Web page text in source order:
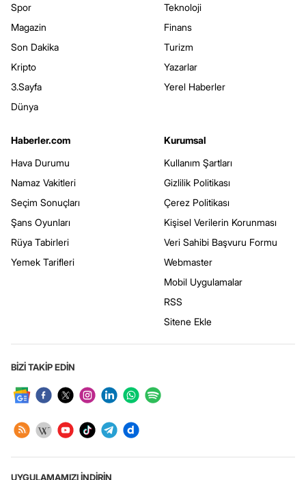
Spor
Magazin
Son Dakika
Kripto
3.Sayfa
Dünya
Teknoloji
Finans
Turizm
Yazarlar
Yerel Haberler
Haberler.com
Hava Durumu
Namaz Vakitleri
Seçim Sonuçları
Şans Oyunları
Rüya Tabirleri
Yemek Tarifleri
Kurumsal
Kullanım Şartları
Gizlilik Politikası
Çerez Politikası
Kişisel Verilerin Korunması
Veri Sahibi Başvuru Formu
Webmaster
Mobil Uygulamalar
RSS
Sitene Ekle
BİZİ TAKİP EDİN
UYGULAMAMIZI İNDİRİN